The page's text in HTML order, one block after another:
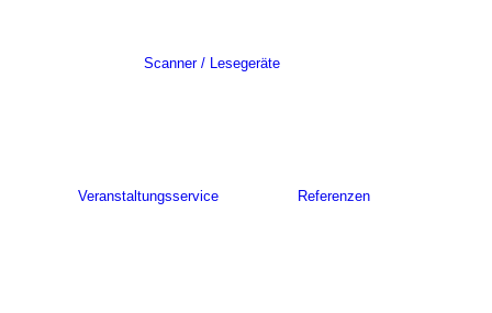
Scanner / Lesegeräte
Veranstaltungsservice Referenzen